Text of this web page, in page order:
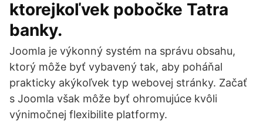
ktorejkoľvek pobočke Tatra
banky.
Joomla je výkonný systém na správu obsahu,
ktorý môže byť vybavený tak, aby poháňal
prakticky akýkoľvek typ webovej stránky. Začať
s Joomla však môže byť ohromujúce kvôli
výnimočnej flexibilite platformy.